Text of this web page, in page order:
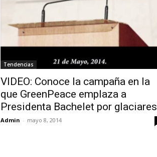
Tendencias
VIDEO: Conoce la campaña en la
que GreenPeace emplaza a
Presidenta Bachelet por glaciares
Admin - mayo 8, 2014